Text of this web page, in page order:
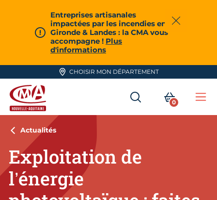
Entreprises artisanales
impactées par les incendies en
Gironde & Landes : la CMA vous
accompagne ! Plus
d'informations
Fermer
CHOISIR MON DÉPARTEMENT
CMA Nouvelle-Aquitaine
RECHERCHER
MON
0
Actualités
Exploitation de
l’énergie